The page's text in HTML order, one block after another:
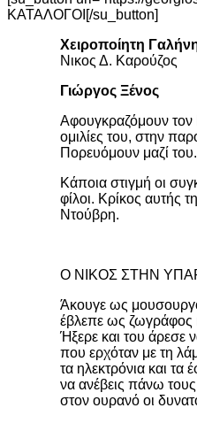
ΚΑΤΑΛΟΓΟΙ[/su_button]
Χειροποίητη
Νικος Δ. Καρούζος
Γιώργος Ξένος
Aφουγκραζόμουν τον
ομιλίες του, στην
Πορευόμουν μαζί
Κάποια στιγμή οι
φίλοι. Κρίκος αυτής
Ντούβρη.
Ο ΝΙΚΟΣ ΣΤΗΝ
Άκουγε ως
έβλεπε ως ζωγράφος
Ήξερε και του άρεσε
που ερχόταν με τη
τα ηλεκτρόνια και τα
να ανέβεις πάνω τους
στον ουρανό οι